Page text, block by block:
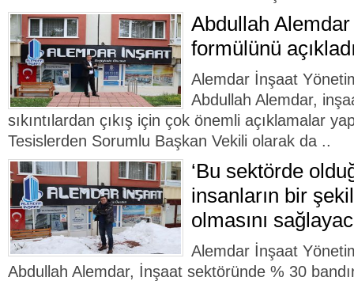
Abdullah Alemdar
formülünü
Alemdar İnşaat
Abdullah Alemdar,
sıkıntılardan çıkış için çok önemli açıklamalar
Tesislerden Sorumlu Başkan Vekili olarak da ..
‘Bu sektörde
insanların bir
olmasını
Alemdar İnşaat
Abdullah Alemdar, İnşaat sektöründe % 30